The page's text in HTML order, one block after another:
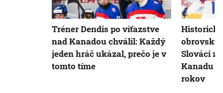
Tréner Dendis po víťazstve
nad Kanadou chválil: Každý
jeden hráč ukázal, prečo je v
tomto tíme
obrovský
Slováci
Kanadu
rokov